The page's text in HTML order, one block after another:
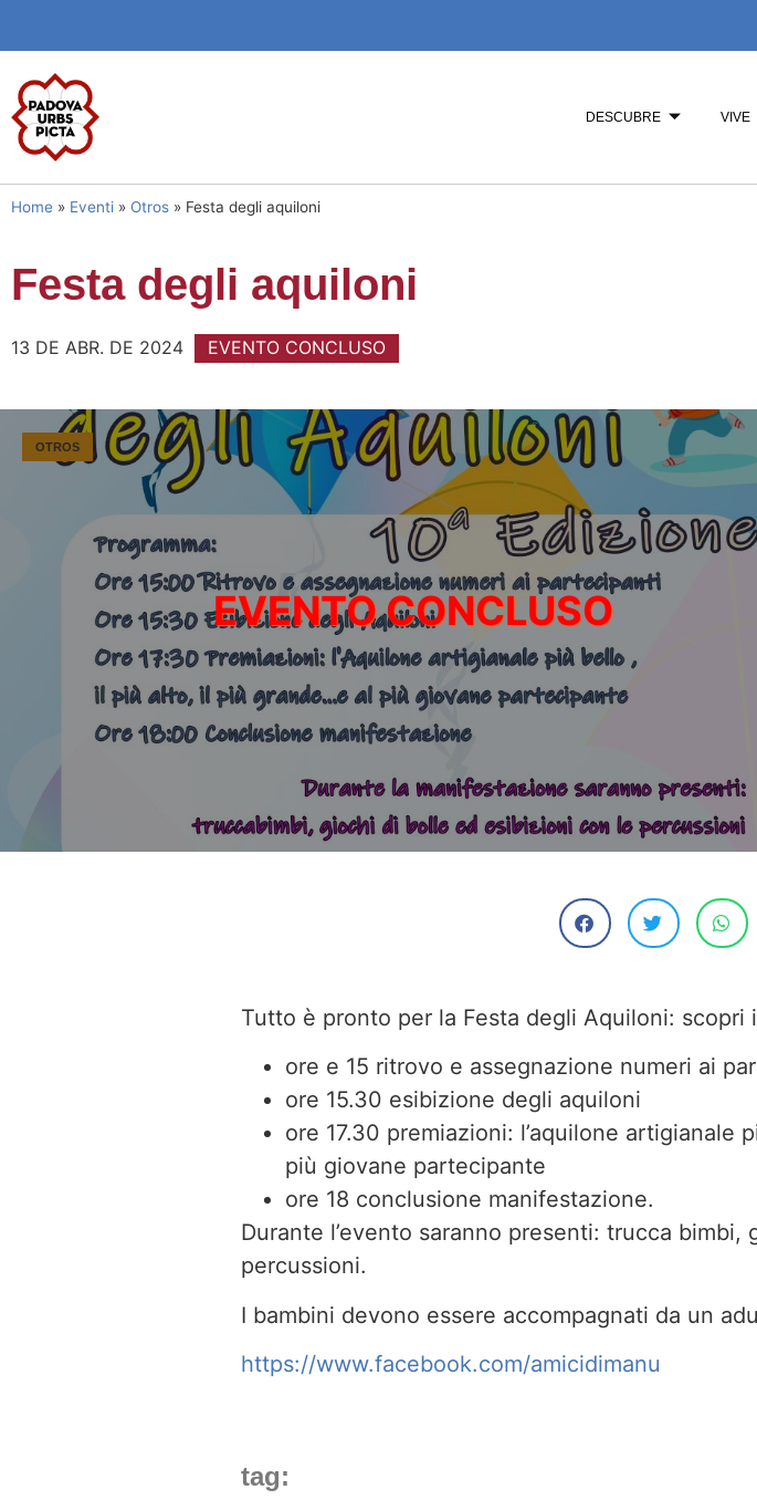
DESCUBRE VIVE
Home » Eventi » Otros » Festa degli aquiloni
Festa degli aquiloni
13 DE ABR. DE 2024 EVENTO CONCLUSO
OTROS
Tutto è pronto per la Festa degli Aquiloni: scopri
ore e 15 ritrovo e assegnazione numeri ai
ore 15.30 esibizione degli aquiloni
ore 17.30 premiazioni: l’aquilone
più giovane partecipante
ore 18 conclusione manifestazione.
Durante l’evento saranno presenti: trucca
percussioni.
I bambini devono essere accompagnati da un
https://www.facebook.com/amicidimanu
tag: